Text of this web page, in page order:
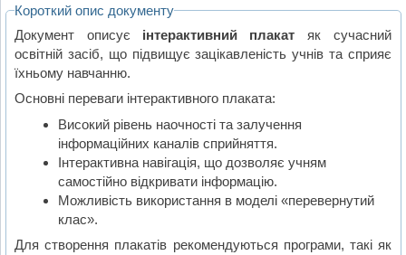
Короткий опис документу
Документ описує інтерактивний плакат як сучасний
освітній засіб, що підвищує зацікавленість учнів та сприяє
їхньому навчанню.
Основні переваги інтерактивного плаката:
Високий рівень наочності та залучення
інформаційних каналів сприйняття.
Інтерактивна навігація, що дозволяє учням
самостійно відкривати інформацію.
Можливість використання в моделі «перевернутий
клас».
Для створення плакатів рекомендуються програми, такі як